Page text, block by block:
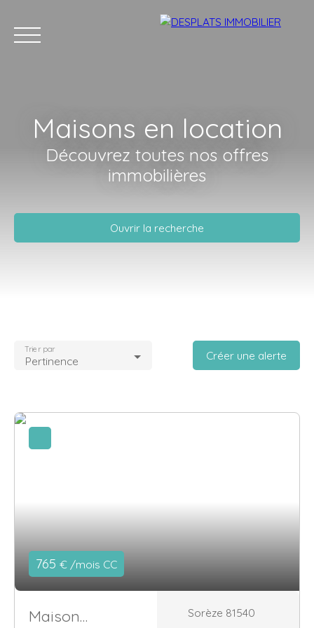
Accueil Acheter Louer Vendre Contact
Maisons en location
Découvrez toutes nos offres
immobilières
Ouvrir la recherche
Surface min (m²)
Pertinence
Trier par Créer une alerte
765 € /mois CC
Maison
Sorèze 81540